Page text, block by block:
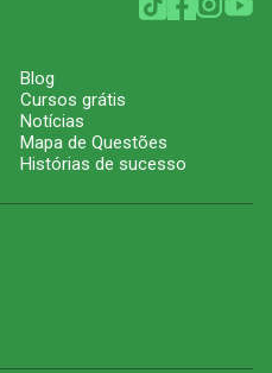
Blog
Cursos grátis
Notícias
Mapa de Questões
Histórias de sucesso